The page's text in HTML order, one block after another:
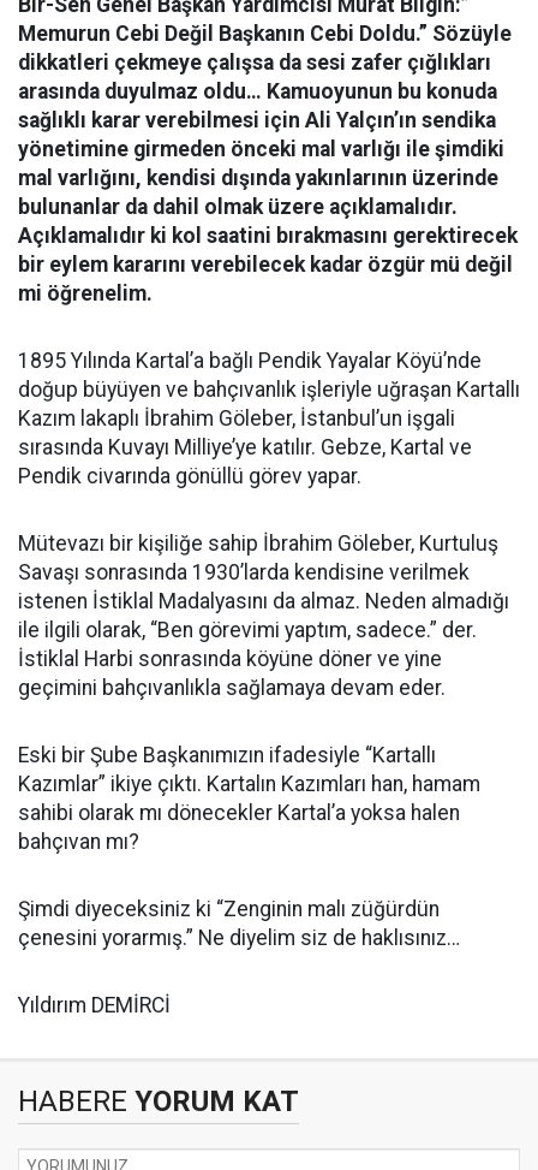
Bir-Sen Genel Başkan Yardımcısı Murat Bilgin:”
Memurun Cebi Değil Başkanın Cebi Doldu.” Sözüyle
dikkatleri çekmeye çalışsa da sesi zafer çığlıkları
arasında duyulmaz oldu… Kamuoyunun bu konuda
sağlıklı karar verebilmesi için Ali Yalçın’ın sendika
yönetimine girmeden önceki mal varlığı ile şimdiki
mal varlığını, kendisi dışında yakınlarının üzerinde
bulunanlar da dahil olmak üzere açıklamalıdır.
Açıklamalıdır ki kol saatini bırakmasını gerektirecek
bir eylem kararını verebilecek kadar özgür mü değil
mi öğrenelim.
1895 Yılında Kartal’a bağlı Pendik Yayalar Köyü’nde
doğup büyüyen ve bahçıvanlık işleriyle uğraşan Kartallı
Kazım lakaplı İbrahim Göleber, İstanbul’un işgali
sırasında Kuvayı Milliye’ye katılır. Gebze, Kartal ve
Pendik civarında gönüllü görev yapar.
Mütevazı bir kişiliğe sahip İbrahim Göleber, Kurtuluş
Savaşı sonrasında 1930’larda kendisine verilmek
istenen İstiklal Madalyasını da almaz. Neden almadığı
ile ilgili olarak, “Ben görevimi yaptım, sadece.” der.
İstiklal Harbi sonrasında köyüne döner ve yine
geçimini bahçıvanlıkla sağlamaya devam eder.
Eski bir Şube Başkanımızın ifadesiyle “Kartallı
Kazımlar” ikiye çıktı. Kartalın Kazımları han, hamam
sahibi olarak mı dönecekler Kartal’a yoksa halen
bahçıvan mı?
Şimdi diyeceksiniz ki “Zenginin malı züğürdün
çenesini yorarmış.” Ne diyelim siz de haklısınız…
Yıldırım DEMİRCİ
HABERE YORUM KAT